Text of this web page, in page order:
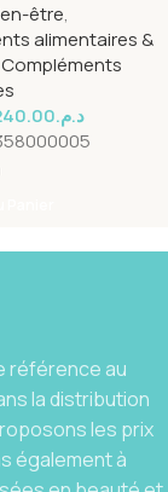
être,
alimentaires &
Compléments
د.م.
référence au
la distribution
les prix
également à